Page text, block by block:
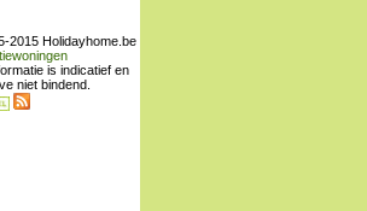
2015 Holidayhome.be
is indicatief en
niet bindend.